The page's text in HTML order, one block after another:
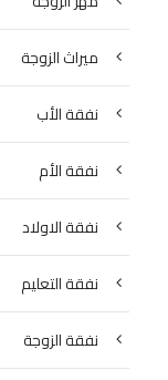
ميراث الزوجة
نفقة الأب
نفقة الأم
نفقة الاولاد
نفقة التعليم
نفقة الزوجة